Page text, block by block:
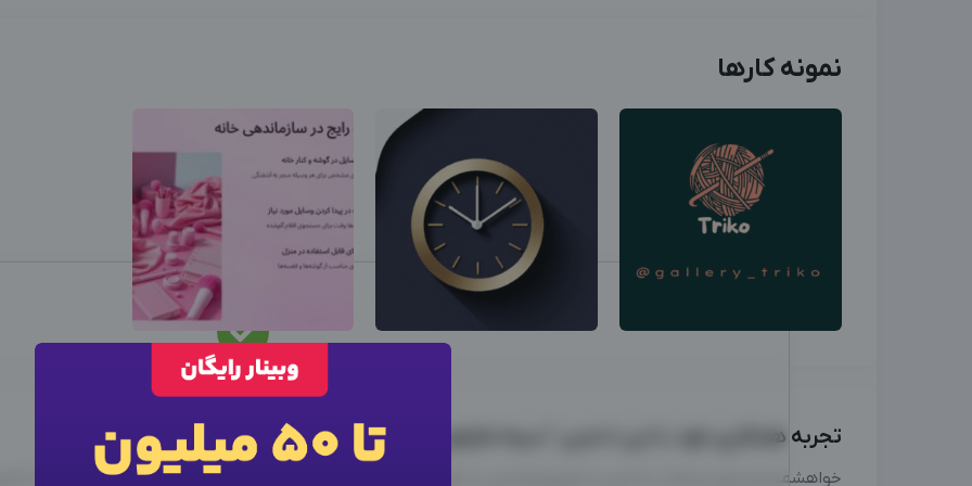
این متخصص استخدام
سایر متخصصین
نمونه کارها
تجربه همکاری خود با این ادمین "سیما ملازهی" را با ما به اشتراک بگذارید
خواهشمندیم برای ارتباط با ادمین از طریق واتساپ یا تماس تلفنی اقدام کنید، این بخش برای درج تجربه همکاری با
اطلاعات تماس
ورود به حساب کاربری
وارد حساب کاربری شوید